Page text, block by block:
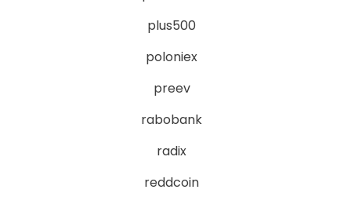
plus500
poloniex
preev
rabobank
radix
reddcoin